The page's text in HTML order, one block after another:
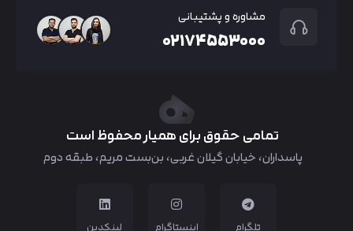
مشاوره و پشتیبانی
۰۲۱۷۴۵۵۳۰۰۰
تمامی حقوق برای همیار محفوظ است
پاسداران، خیابان گیلان غربی، بن‌بست مریم، طبقه دوم
تلگرام اینستاگرام لینکدین